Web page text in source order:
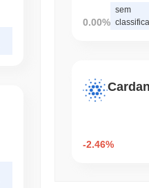
0.00%
sem
-2.46%